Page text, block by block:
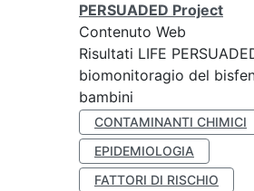
PERSUADED Project
Contenuto Web
Risultati LIFE
biomonitoragio del
bambini
CONTAMINANTI CHIMICI
EPIDEMIOLOGIA
FATTORI DI RISCHIO